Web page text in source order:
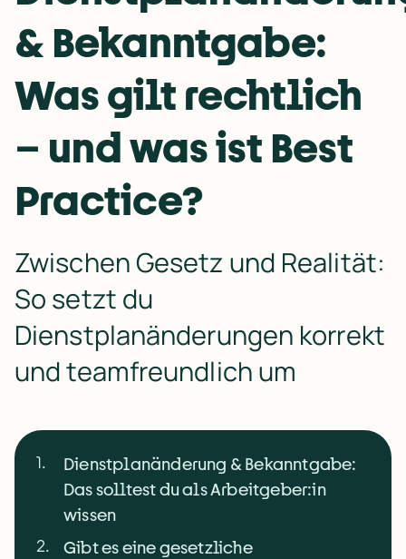
& Bekanntgabe:
Was gilt rechtlich
– und was ist Best
Practice?
Zwischen Gesetz und Realität:
So setzt du
Dienstplanänderungen korrekt
und teamfreundlich um
1.
Dienstplanänderung & Bekanntgabe:
Das solltest du als Arbeitgeber:in
wissen
2.
Gibt es eine gesetzliche